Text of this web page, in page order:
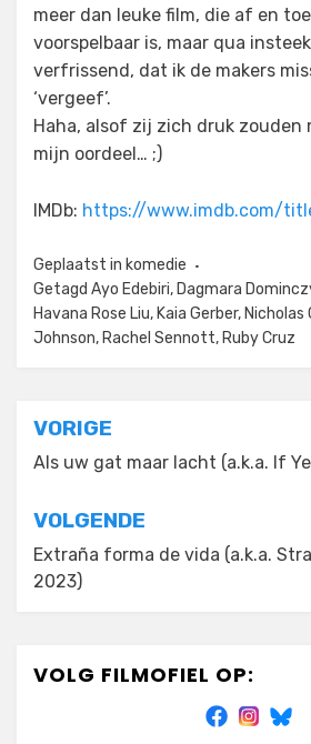
meer dan leuke film, die af en
voorspelbaar is, maar qua
verfrissend, dat ik de makers
‘vergeef’.
Haha, alsof zij zich druk zouden
mijn oordeel… ;)
IMDb: https://www.imdb.com/
Geplaatst in komedie
Getagd Ayo Edebiri, Dagmara
Havana Rose Liu, Kaia Gerber, Nicholas
Johnson, Rachel Sennott, Ruby Cruz
Bericht
navigatie
VORIGE
Als uw gat maar lacht (a.k.a. If
VOLGENDE
Extraña forma de vida (a.k.a.
2023)
VOLG FILMOFIEL OP: